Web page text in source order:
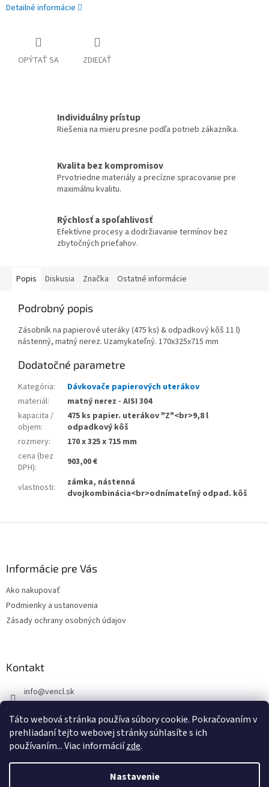
Táto webová stránka používa súbory cookie. Pokračovaním v
prehliadaní tejto webovej stránky súhlasíte s ich
používaním... Viac informáciízde.
Nastavenie
Detailné informácie
OPÝTAŤ SA ZDIEĽAŤ
Individuálny prístup
Riešenia na mieru presne podľa potrieb zákazníka.
Kvalita bez kompromisov
Prvotriedne materiály a precízne spracovanie pre
maximálnu kvalitu.
Rýchlosť a spoľahlivosť
Efektívne procesy a dodržiavanie termínov bez
zbytočných prieťahov.
Popis Diskusia Značka Ostatné informácie
Podrobný popis
Zásobník na papierové uteráky (475 ks) & odpadkový kôš 11 l)
nástenný, matný nerez. Uzamykateľný. 170x325x715 mm
Dodatočné parametre
Kategória:
Dávkovače papierových uterákov
materiál:
matný nerez - AISI 304
kapacita /
objem:
475 ks papier. uterákov "Z"<br>9,8 l
odpadkový kôš
rozmery:
170 x 325 x 715 mm
cena (bez
DPH): 903,00 €
vlastnosti:
zámka, nástenná
dvojkombinácia<br>odnímateľný odpad. kôš
Informácie pre Vás
Ako nakupovať
Podmienky a ustanovenia
Zásady ochrany osobných údajov
Kontakt
info@vencl.sk
Vytvoril Shoptet